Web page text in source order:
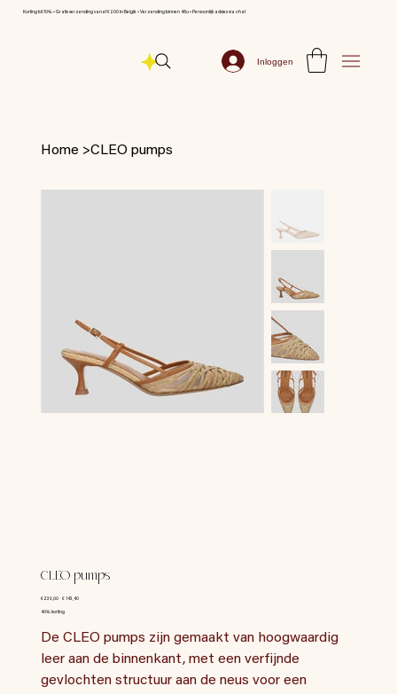
Korting tot 70% ⦁ Gratis verzending vanaf € 200 in België ⦁ Verzending binnen 48u ⦁ Persoonlijk advies via chat
Inloggen
Home >CLEO pumps
CLEO pumps
Originele
prijs
€ 239,00 Verkoopprijs
€ 143,40
40% korting
De CLEO pumps zijn gemaakt van hoogwaardig
leer aan de binnenkant, met een verfijnde
gevlochten structuur aan de neus voor een